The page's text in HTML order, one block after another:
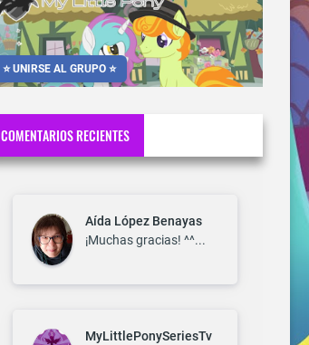
⭐ UNIRSE AL GRUPO ⭐
COMENTARIOS RECIENTES
Aída López Benayas
¡Muchas gracias! ^^...
MyLittlePonySeriesTv